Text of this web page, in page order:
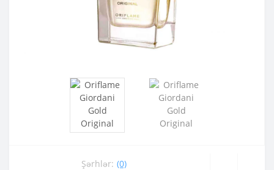
Şərhlər: (0)